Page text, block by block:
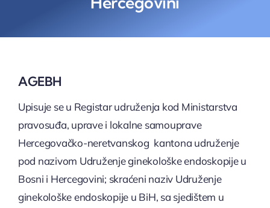
AGEBH
Upisuje se u Registar udruženja kod Ministarstva
pravosuđa, uprave i lokalne samouprave
Hercegovačko-neretvanskog kantona udruženje
pod nazivom Udruženje ginekološke endoskopije u
Bosni i Hercegovini; skraćeni naziv Udruženje
ginekološke endoskopije u BiH, sa sjedištem u